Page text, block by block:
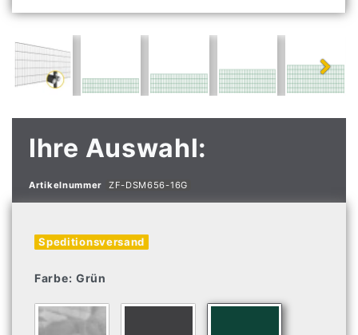
Ihre Auswahl:
Artikelnummer ZF-DSM656-16G
Speditionsversand
Farbe: Grün